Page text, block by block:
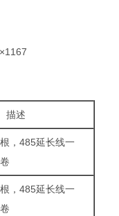
描述
，485延长线一
，485延长线一